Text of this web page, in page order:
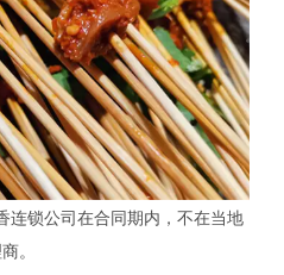
锁公司在合同期内，不在当地
。